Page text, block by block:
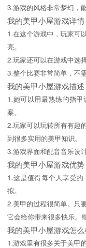
3.游戏的风格非常梦幻，
我的美甲小屋游戏详情
1.在这个游戏中，玩家可
亮。
2.玩家还可以在游戏中选
3.整个比赛非常简单，不
我的美甲小屋游戏描述
1.她可以用最熟练的指
案。
2.玩家可以玩转所有有趣
到很多实用的美甲知识。
3.游戏界面和配音音乐设
我的美甲小屋游戏优势
1.这是值得每个人享受
拟。
2.美甲的过程很简单。只
它会给你带来很多快乐。
我的美甲小屋游戏怎么
1.游戏里有很多关于美甲